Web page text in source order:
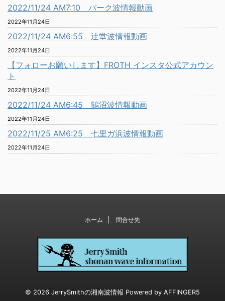
2022/11/24 AM7:10 パーク波情報動画
2022年11月24日
2022/11/24 AM6:55 辻堂波情報動画
2022年11月24日
【フォローお願いします】FROTH インスタ公式アカウン
ト
2022年11月24日
2022/11/24 AM6:45 鵠沼波情報動画
2022年11月24日
2022/11/25 AM6:25 七里ガ浜波情報動画
2022年11月24日
ホーム 問合せ先
© 2026 JerrySmithの湘南波情報 Powered by AFFINGER5